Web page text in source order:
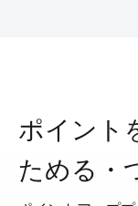
ポイント
ためる・